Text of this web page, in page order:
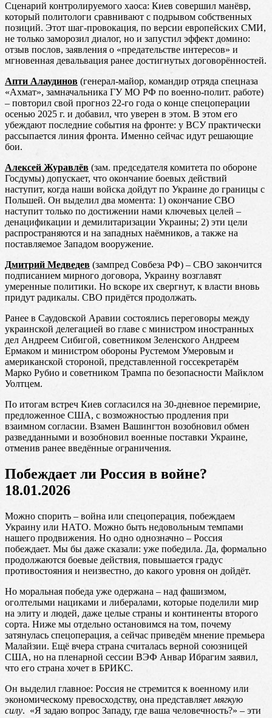
Сценарий контролируемого хаоса: Киев совершил манёвр,
который политологи сравнивают с подрывом собственных
позиций. Этот шаг-провокация, по версии европейских СМИ,
не только заморозил диалог, но и запустил эффект домино:
отзыв послов, заявления о «предательстве интересов» и
мгновенная девальвация ранее достигнутых договорённостей.
Апти Алаудинов (генерал-майор, командир отряда спецназа
«Ахмат», замначальника ГУ МО РФ по военно-полит. работе)
– повторил свой прогноз 22-го года о конце спецоперации
осенью 2025 г. и добавил, что уверен в этом. В этом его
убеждают последние события на фронте: у ВСУ практически
рассыпается линия фронта. Именно сейчас идут решающие
бои.
Алексей Журавлёв (зам. председателя комитета по обороне
Госдумы) допускает, что окончание боевых действий
наступит, когда наши войска дойдут по Украине до границы с
Польшей. Он выделил два момента: 1) окончание СВО
наступит только по достижении нами ключевых целей –
денацификации и демилитаризации Украины; 2) эти цели
распространяются и на западных наёмников, а также на
поставляемое Западом вооружение.
Дмитрий Медведев (зампред Совбеза РФ) – СВО закончится
подписанием мирного договора, Украину возглавят
умеренные политики. Но вскоре их свергнут, к власти вновь
придут радикалы. СВО придётся продолжать.
Ранее в Саудовской Аравии состоялись переговоры между
украинской делегацией во главе с министром иностранных
дел Андреем Сибигой, советником Зеленского Андреем
Ермаком и министром обороны Рустемом Умеровым и
американской стороной, представленной госсекретарём
Марко Рубио и советником Трампа по безопасности Майклом
Уолтцем.
По итогам встреч Киев согласился на 30-дневное перемирие,
предложенное США, с возможностью продления при
взаимном согласии. Взамен Вашингтон возобновил обмен
разведданными и возобновил военные поставки Украине,
отменив ранее введённые ограничения.
Побеждает ли Россия в войне?
18.01.2026
Можно спорить – война или спецоперация, побеждаем
Украину или НАТО. Можно быть недовольным темпами
нашего продвижения. Но одно однозначно – Россия
побеждает. Мы бы даже сказали: уже победила. Да, формально
продолжаются боевые действия, повышается градус
противостояния и неизвестно, до какого уровня он дойдёт.
Но моральная победа уже одержана – над фашизмом,
оголтелыми нациками и либералами, которые поделили мир
на элиту и людей, даже целые страны и континенты второго
сорта. Ниже мы отдельно остановимся на том, почему
затянулась спецоперация, а сейчас приведём мнение премьера
Малайзии. Ещё вчера страна считалась верной союзницей
США, но на пленарной сессии ВЭФ Анвар Ибрагим заявил,
что его страна хочет в БРИКС.
Он выделил главное: Россия не стремится к военному или
экономическому превосходству, она представляет мягкую
силу. «Я задаю вопрос Западу, где ваша человечность?» – эти